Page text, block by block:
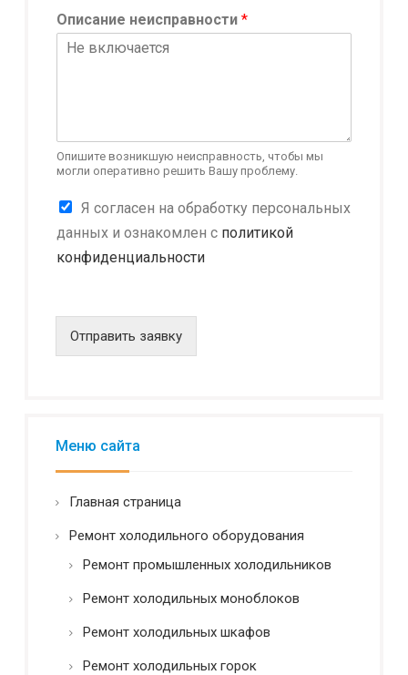
н
Описание неисправности *
Опишите возникшую неисправность, чтобы мы
могли оперативно решить Вашу проблему.
К
н
ф
е
н
с
*
Я согласен на обработку персональных
данных и ознакомлен с политикой
конфиденциальности
Отправить заявку
Меню сайта
Главная страница
Ремонт холодильного оборудования
Ремонт промышленных холодильников
Ремонт холодильных моноблоков
Ремонт холодильных шкафов
Ремонт холодильных горок